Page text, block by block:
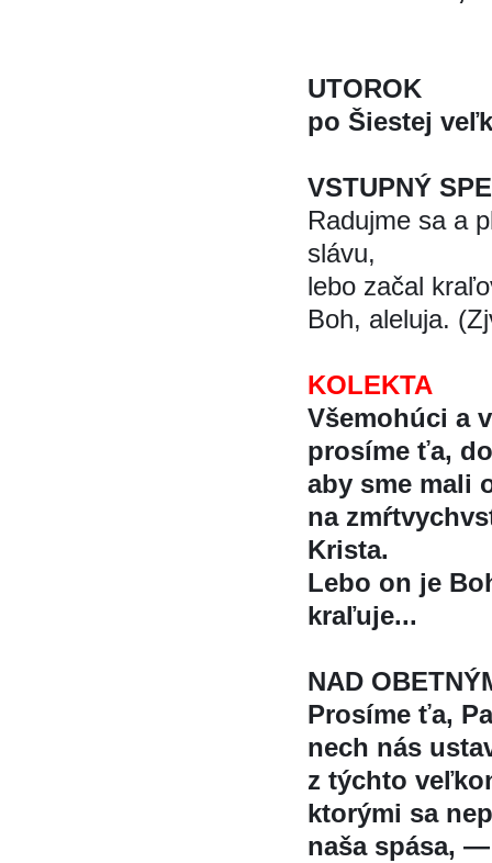
UTOROK
po Šiestej
VSTUPNÝ
Radujme sa a
slávu,
lebo začal
Boh, aleluja.
KOLEKTA
Všemohúci a
prosíme ťa,
aby sme mali
na
Krista.
Lebo on je
kraľuje...
NAD
Prosíme ťa,
nech nás
z týchto
ktorými sa
naša spása, —